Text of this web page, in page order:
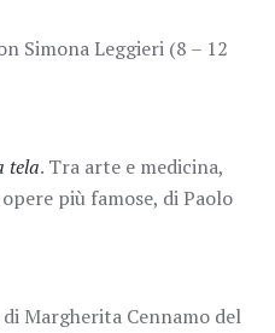
Simona Leggieri (8 – 12
tela. Tra arte e medicina,
più famose, di Paolo
Margherita Cennamo del